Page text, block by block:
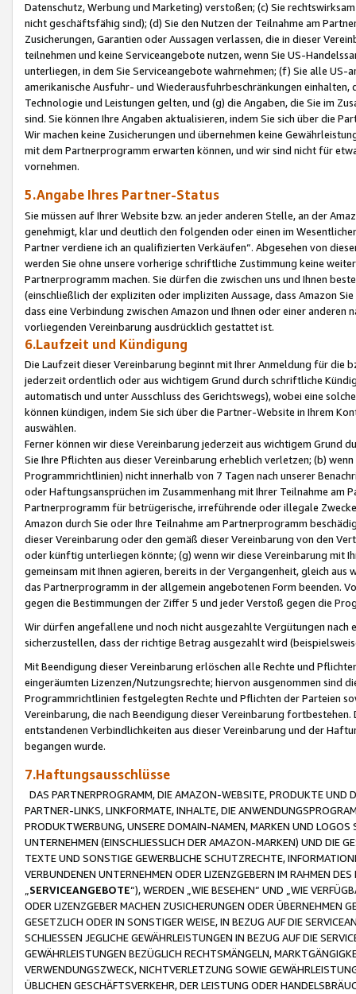
Datenschutz, Werbung und Marketing) verstoßen; (c) Sie
nicht geschäftsfähig sind); (d) Sie den Nutzen der Teilnahme am
Zusicherungen, Garantien oder Aussagen verlassen, die in dieser
teilnehmen und keine Serviceangebote nutzen, wenn Sie US-
unterliegen, in dem Sie Serviceangebote wahrnehmen; (f) Sie alle
amerikanische Ausfuhr- und Wiederausfuhrbeschränkungen
Technologie und Leistungen gelten, und (g) die Angaben, die Sie im
sind. Sie können Ihre Angaben aktualisieren, indem Sie sich über die
Wir machen keine Zusicherungen und übernehmen keine
mit dem Partnerprogramm erwarten können, und wir sind nicht für
vornehmen.
5.Angabe Ihres Partner-Status
Sie müssen auf Ihrer Website bzw. an jeder anderen Stelle, an der
genehmigt, klar und deutlich den folgenden oder einen im
Partner verdiene ich an qualifizierten Verkäufen“. Abgesehen von
werden Sie ohne unsere vorherige schriftliche Zustimmung keine
Partnerprogramm machen. Sie dürfen die zwischen uns und Ihnen
(einschließlich der expliziten oder impliziten Aussage, dass Amazon
dass eine Verbindung zwischen Amazon und Ihnen oder einer
vorliegenden Vereinbarung ausdrücklich gestattet ist.
6.Laufzeit und Kündigung
Die Laufzeit dieser Vereinbarung beginnt mit Ihrer Anmeldung für die
jederzeit ordentlich oder aus wichtigem Grund durch schriftliche
automatisch und unter Ausschluss des Gerichtswegs), wobei eine
können kündigen, indem Sie sich über die Partner-Website in Ihrem
auswählen.
Ferner können wir diese Vereinbarung jederzeit aus wichtigem Grund
Sie Ihre Pflichten aus dieser Vereinbarung erheblich verletzen; (b)
Programmrichtlinien) nicht innerhalb von 7 Tagen nach unserer
oder Haftungsansprüchen im Zusammenhang mit Ihrer Teilnahme am
Partnerprogramm für betrügerische, irreführende oder illegale
Amazon durch Sie oder Ihre Teilnahme am Partnerprogramm
dieser Vereinbarung oder den gemäß dieser Vereinbarung von den
oder künftig unterliegen könnte; (g) wenn wir diese Vereinbarung mit
gemeinsam mit Ihnen agieren, bereits in der Vergangenheit, gleich
das Partnerprogramm in der allgemein angebotenen Form beenden.
gegen die Bestimmungen der Ziffer 5 und jeder Verstoß gegen die
Wir dürfen angefallene und noch nicht ausgezahlte Vergütungen
sicherzustellen, dass der richtige Betrag ausgezahlt wird
Mit Beendigung dieser Vereinbarung erlöschen alle Rechte und
eingeräumten Lizenzen/Nutzungsrechte; hiervon ausgenommen sind
Programmrichtlinien festgelegten Rechte und Pflichten der Parteien
Vereinbarung, die nach Beendigung dieser Vereinbarung
entstandenen Verbindlichkeiten aus dieser Vereinbarung und der
begangen wurde.
7.Haftungsausschlüsse
DAS PARTNERPROGRAMM, DIE AMAZON-WEBSITE, PRODUKTE UND
PARTNER-LINKS, LINKFORMATE, INHALTE, DIE
PRODUKTWERBUNG, UNSERE DOMAIN-NAMEN, MARKEN UND
UNTERNEHMEN (EINSCHLIESSLICH DER AMAZON-MARKEN) UND DIE
TEXTE UND SONSTIGE GEWERBLICHE SCHUTZRECHTE,
VERBUNDENEN UNTERNEHMEN ODER LIZENZGEBERN IM RAHMEN
SERVICEANGEBOTE“), WERDEN „WIE BESEHEN“ UND „WIE
ODER LIZENZGEBER MACHEN ZUSICHERUNGEN ODER ÜBERNEHMEN
GESETZLICH ODER IN SONSTIGER WEISE, IN BEZUG AUF DIE
SCHLIESSEN JEGLICHE GEWÄHRLEISTUNGEN IN BEZUG AUF DIE
GEWÄHRLEISTUNGEN BEZÜGLICH RECHTSMÄNGELN,
VERWENDUNGSZWECK, NICHTVERLETZUNG SOWIE
ÜBLICHEN GESCHÄFTSVERKEHR, DER LEISTUNG ODER